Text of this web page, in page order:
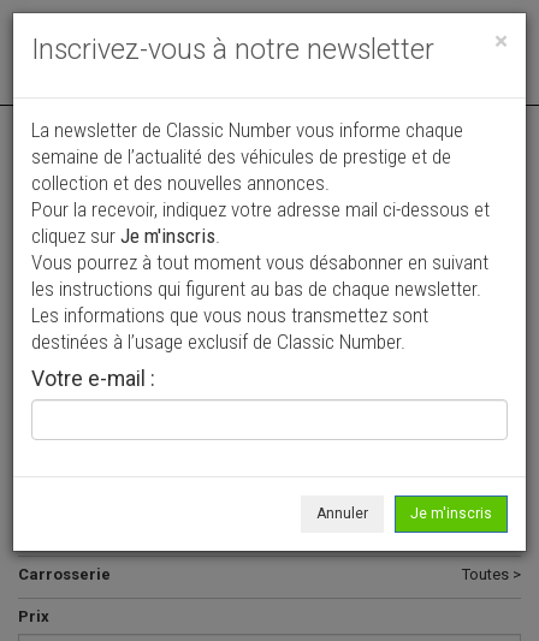
Toggle
Vos annonces vues par
plus de 4 millions de collectionneurs
Ajouter une annonce
> Rechercher un véhicule
Tous >
Carrosserie Toutes >
Prix
×
Inscrivez-vous à notre newsletter
La newsletter de Classic Number vous informe chaque
semaine de l’actualité des véhicules de prestige et de
collection et des nouvelles annonces.
Pour la recevoir, indiquez votre adresse mail ci-dessous et
cliquez sur Je m'inscris.
Vous pourrez à tout moment vous désabonner en suivant
les instructions qui figurent au bas de chaque newsletter.
Les informations que vous nous transmettez sont
destinées à l’usage exclusif de Classic Number.
Votre e-mail :
Annuler Je m'inscris